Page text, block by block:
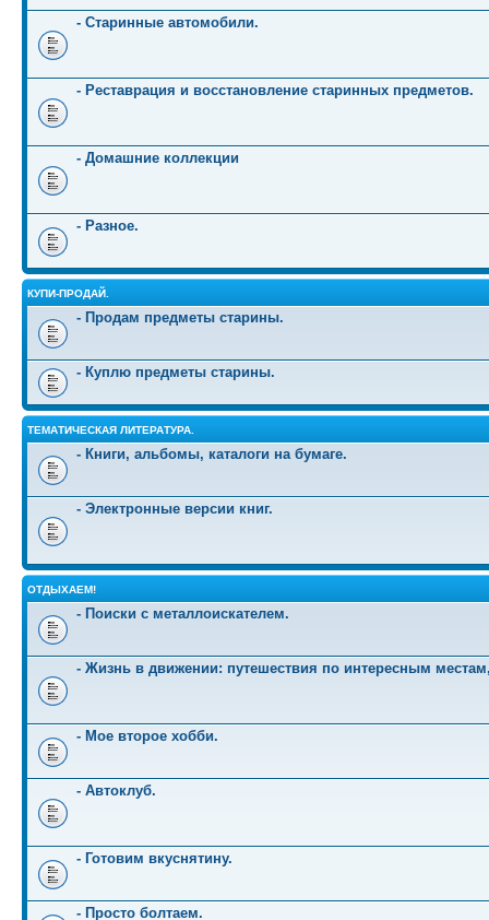
- Старинные автомобили.
- Реставрация и восстановление старинных предметов.
- Домашние коллекции
- Разное.
КУПИ-ПРОДАЙ.
- Продам предметы старины.
- Куплю предметы старины.
ТЕМАТИЧЕСКАЯ ЛИТЕРАТУРА.
- Книги, альбомы, каталоги на бумаге.
- Электронные версии книг.
ОТДЫХАЕМ!
- Поиски с металлоискателем.
- Жизнь в движении: путешествия по интересным
- Мое второе хобби.
- Автоклуб.
- Готовим вкуснятину.
- Просто болтаем.